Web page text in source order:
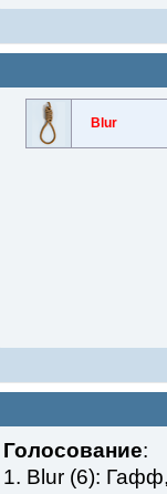
Blur
Голосование:
1. Blur (6):